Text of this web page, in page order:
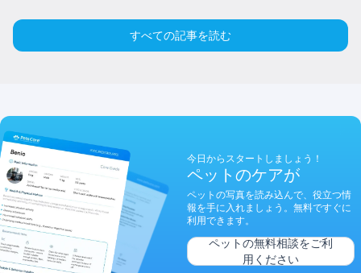
すべての記事を読む
今日からスタートしましょう！
ペットのケアが
ペットの写真を読み込んで、役立つ情
報を手に入れましょう。無料ですぐに
利用できます。
ペットの無料相談をご利
用ください